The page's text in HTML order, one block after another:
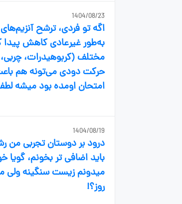
1404/08/23
اگه تو فردی، ترشح
به‌طور غیرعادی کاهش
مختلف (کربوهیدرات،
حرکت دودی می‌تونه هم
امتحان اومده بود میشه
1404/08/19
درود بر دوستان تجربی من
باید اضافی تر بخونم،
میدونم زیست سنگینه ولی
روز؟!